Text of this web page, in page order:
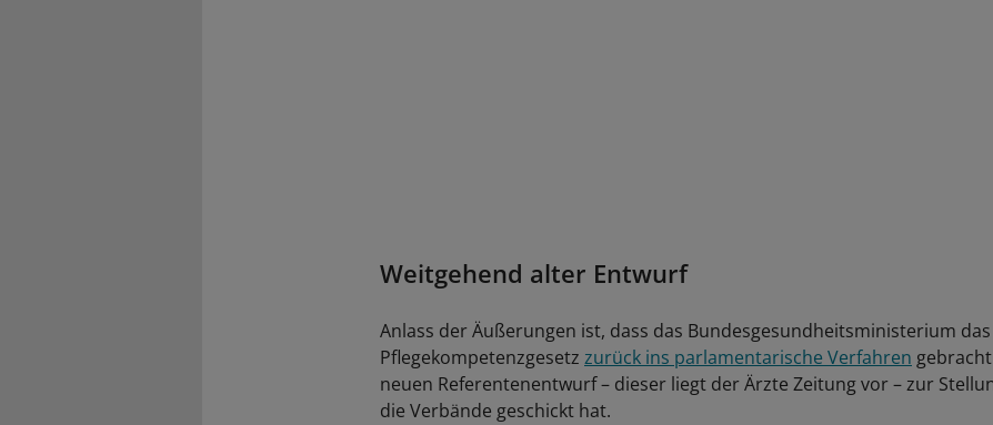
Weitgehend alter Entwurf
Anlass der Äußerungen ist, dass das Bundesgesundheitsministerium das
Pflegekompetenzgesetz zurück ins parlamentarische Verfahren
neuen Referentenentwurf – dieser liegt der Ärzte Zeitung vor – zur
die Verbände geschickt hat.